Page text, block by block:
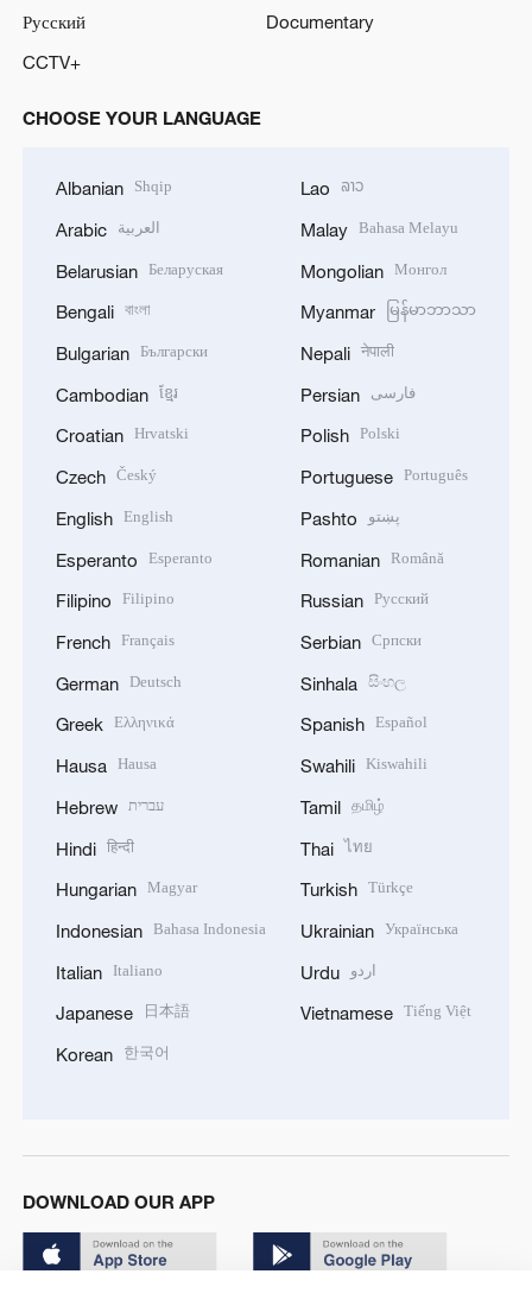
Русский
Documentary
CCTV+
CHOOSE YOUR LANGUAGE
Albanian Shqip
Arabic العربية
Belarusian Беларуская
Bengali বাংলা
Bulgarian Български
Cambodian ខ្មែរ
Croatian Hrvatski
Czech Český
English English
Esperanto Esperanto
Filipino Filipino
French Français
German Deutsch
Greek Ελληνικά
Hausa Hausa
Hebrew עברית
Hindi हिन्दी
Hungarian Magyar
Indonesian Bahasa Indonesia
Italian Italiano
Japanese 日本語
Korean 한국어
Lao ລາວ
Malay Bahasa Melayu
Mongolian Монгол
Myanmar မြန်မာဘာသာ
Nepali नेपाली
Persian فارسی
Polish Polski
Portuguese Português
Pashto پښتو
Romanian Română
Russian Русский
Serbian Српски
Sinhala සිංහල
Spanish Español
Swahili Kiswahili
Tamil தமிழ்
Thai ไทย
Turkish Türkçe
Ukrainian Українська
Urdu اردو
Vietnamese Tiếng Việt
DOWNLOAD OUR APP